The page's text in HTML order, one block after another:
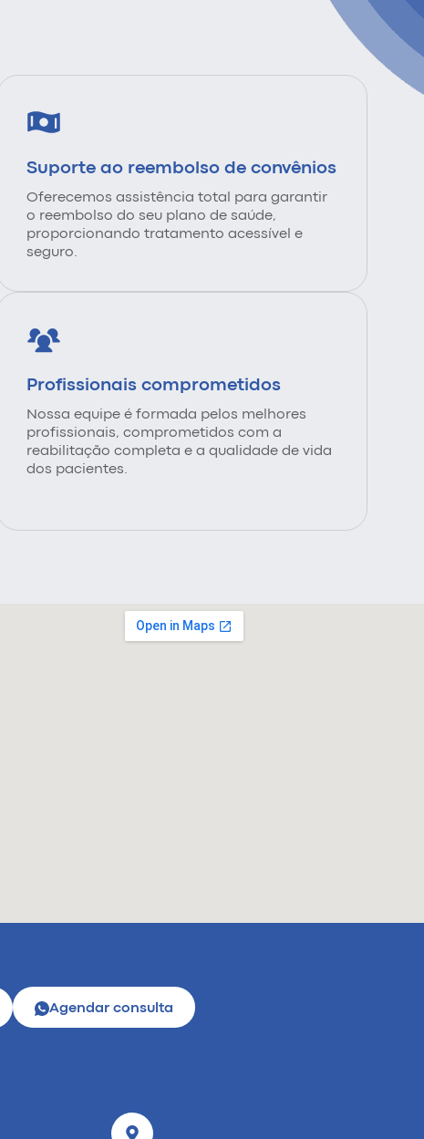
Suporte ao reembolso de convênios
Oferecemos assistência total para garantir
o reembolso do seu plano de saúde,
proporcionando tratamento acessível e
seguro.
Profissionais comprometidos
Nossa equipe é formada pelos melhores
profissionais, comprometidos com a
reabilitação completa e a qualidade de vida
dos pacientes.
Agendar consulta